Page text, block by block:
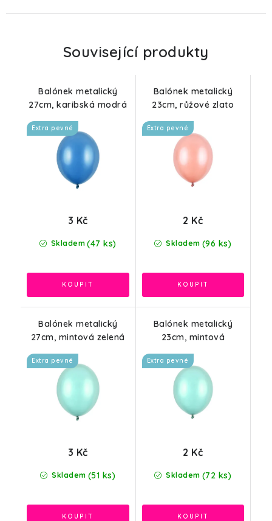
Související produkty
Balónek metalický
27cm, karibská modrá
Extra pevné
Skladem (47 ks)
3 Kč
Balónek metalický
23cm, růžové zlato
Extra pevné
Skladem (96 ks)
2 Kč
Balónek metalický
27cm, mintová zelená
Extra pevné
Skladem (51 ks)
3 Kč
Balónek metalický
23cm, mintová
Extra pevné
Skladem (72 ks)
2 Kč